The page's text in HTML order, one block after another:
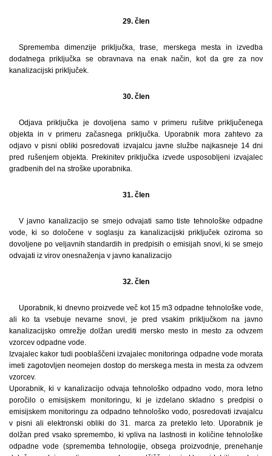
29. člen
Sprememba dimenzije priključka, trase, merskega mesta in izvedba
dodatnega priključka se obravnava na enak način, kot da gre za nov
kanalizacijski priključek.
30. člen
Odjava priključka je dovoljena samo v primeru rušitve priključenega
objekta in v primeru začasnega priključka. Uporabnik mora zahtevo za
odjavo v pisni obliki posredovati izvajalcu javne službe najkasneje 14 dni
pred rušenjem objekta. Prekinitev priključka izvede usposobljeni izvajalec
gradbenih del na stroške uporabnika.
31. člen
V javno kanalizacijo se smejo odvajati samo tiste tehnološke odpadne
vode, ki so določene v soglasju za kanalizacijski priključek oziroma so
dovoljene po veljavnih standardih in predpisih o emisijah snovi, ki se smejo
odvajati iz virov onesnaženja v javno kanalizacijo
32. člen
Uporabnik, ki dnevno proizvede več kot 15 m3 odpadne tehnološke vode,
ali ko ta vsebuje nevarne snovi, je pred vsakim priključkom na javno
kanalizacijsko omrežje dolžan urediti mersko mesto in mesto za odvzem
vzorcev odpadne vode.
Izvajalec kakor tudi pooblaščeni izvajalec monitoringa odpadne vode morata
imeti zagotovljen neomejen dostop do merskega mesta in mesta za odvzem
vzorcev.
Uporabnik, ki v kanalizacijo odvaja tehnološko odpadno vodo, mora letno
poročilo o emisijskem monitoringu, ki je izdelano skladno s predpisi o
emisijskem monitoringu za odpadno tehnološko vodo, posredovati izvajalcu
v pisni ali elektronski obliki do 31. marca za preteklo leto. Uporabnik je
dolžan pred vsako spremembo, ki vpliva na lastnosti in količine tehnološke
odpadne vode (sprememba tehnologije, obsega proizvodnje, prenehanje